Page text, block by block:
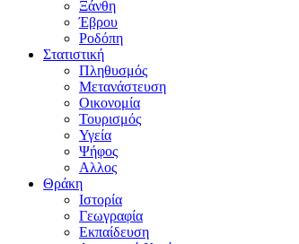
Ξάνθη
Έβρου
Ροδόπη
Στατιστική
Πληθυσμός
Μετανάστευση
Οικονομία
Τουρισμός
Υγεία
Ψήφος
Αλλος
Θράκη
Ιστορία
Γεωγραφία
Εκπαίδευση